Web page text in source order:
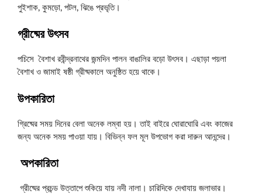
পুইশাক, কুমড়ো, পটল, ঝিঙে প্রভৃতি।
গ্রীষ্মের উৎসব
পচিসে বৈশাখ রবীন্দ্রনাথের জন্মদিন পালন বাঙালির বড়ো উৎসব। এছাড়া পয়লা
বৈশাখ ও জামাই ষষ্ঠী গ্রীষ্মকালে অনুষ্ঠিত হয়ে থাকে।
উপকারিতা
গ্রিষ্মের সময় দিনের বেলা অনেক লম্বা হয়। তাই বাইরে ঘোরাঘোরি এবং কাজের
জন্য অনেক সময় পাওয়া যায়। বিভিন্ন ফল মূল উপভোগ করা দারুন আনন্দের।
অপকারিতা
গ্রীষ্মের প্রচন্ড উত্তাপে শুকিয়ে যায় নদী নালা। চারিদিকে দেখাযায় জলাভার।